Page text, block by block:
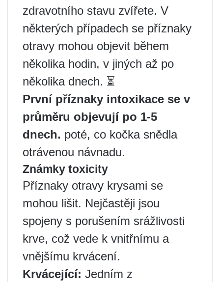
zdravotního stavu zvířete. V
některých případech se příznaky
otravy mohou objevit během
několika hodin, v jiných až po
několika dnech. ⏳
První příznaky intoxikace se v
průměru objevují po 1-5
dnech. poté, co kočka snědla
otrávenou návnadu.
Známky toxicity
Příznaky otravy krysami se
mohou lišit. Nejčastěji jsou
spojeny s porušením srážlivosti
krve, což vede k vnitřnímu a
vnějšímu krvácení.
Krvácející: Jedním z